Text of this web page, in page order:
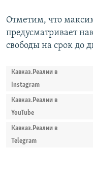
Отметим, что
предусматривает
свободы на срок до
Кавказ.Реалии в
Instagram
Кавказ.Реалии в
YouTube
Кавказ.Реалии в
Telegram